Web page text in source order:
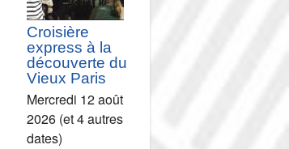
Croisière
express à la
découverte du
Vieux Paris
Mercredi 12 août
2026 (et 4 autres
dates)